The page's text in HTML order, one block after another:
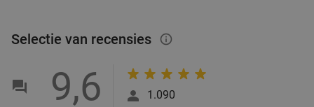
Selectie van recensies info_outlined
9,6 1.090